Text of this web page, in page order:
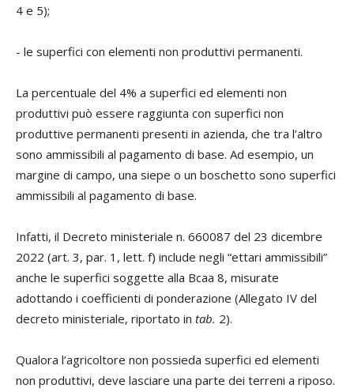
4 e 5);
- le superfici con elementi non produttivi permanenti.
La percentuale del 4% a superfici ed elementi non
produttivi può essere raggiunta con superfici non
produttive permanenti presenti in azienda, che tra l’altro
sono ammissibili al pagamento di base. Ad esempio, un
margine di campo, una siepe o un boschetto sono superfici
ammissibili al pagamento di base.
Infatti, il Decreto ministeriale n. 660087 del 23 dicembre
2022 (art. 3, par. 1, lett. f) include negli “ettari ammissibili”
anche le superfici soggette alla Bcaa 8, misurate
adottando i coefficienti di ponderazione (Allegato IV del
decreto ministeriale, riportato in tab. 2).
Qualora l’agricoltore non possieda superfici ed elementi
non produttivi, deve lasciare una parte dei terreni a riposo.